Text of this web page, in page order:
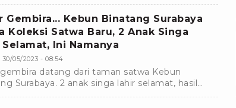
Gembira... Kebun Binatang Surabaya
Koleksi Satwa Baru, 2 Anak Singa
Ini Namanya
30/05/2023 - 08:54
gembira datang dari taman satwa Kebun
Surabaya. 2 anak singa lahir selamat, hasil
atau pembiakan singa koleksi Kebun